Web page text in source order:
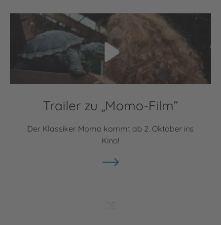
Video abspielen
Trailer zu „Momo-Film“
Der Klassiker Momo kommt ab 2. Oktober ins
Kino!